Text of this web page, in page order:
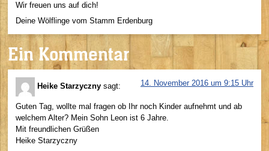
Wir freuen uns auf dich!
Deine Wölflinge vom Stamm Erdenburg
Ein Kommentar
Heike Starzyczny sagt: 14. November 2016 um 9:15 Uhr
Guten Tag, wollte mal fragen ob Ihr noch Kinder aufnehmt und ab
welchem Alter? Mein Sohn Leon ist 6 Jahre.
Mit freundlichen Grüßen
Heike Starzyczny